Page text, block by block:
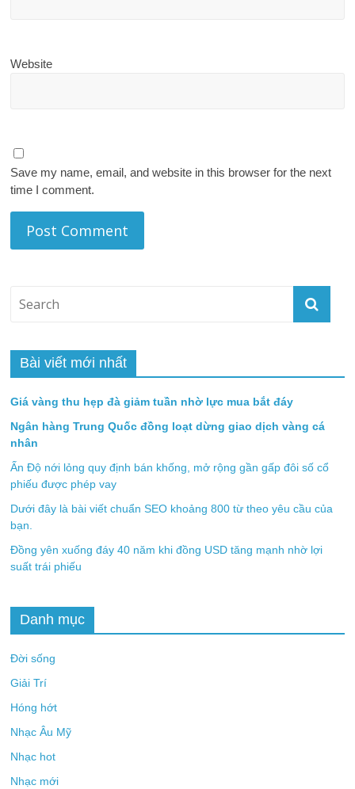
Website
Save my name, email, and website in this browser for the next
time I comment.
Bài viết mới nhất
Giá vàng thu hẹp đà giảm tuần nhờ lực mua bắt đáy
Ngân hàng Trung Quốc đồng loạt dừng giao dịch vàng cá
nhân
Ấn Độ nới lỏng quy định bán khống, mở rộng gần gấp đôi số cổ
phiếu được phép vay
Dưới đây là bài viết chuẩn SEO khoảng 800 từ theo yêu cầu của
bạn.
Đồng yên xuống đáy 40 năm khi đồng USD tăng mạnh nhờ lợi
suất trái phiếu
Danh mục
Đời sống
Giải Trí
Hóng hớt
Nhạc Âu Mỹ
Nhạc hot
Nhạc mới